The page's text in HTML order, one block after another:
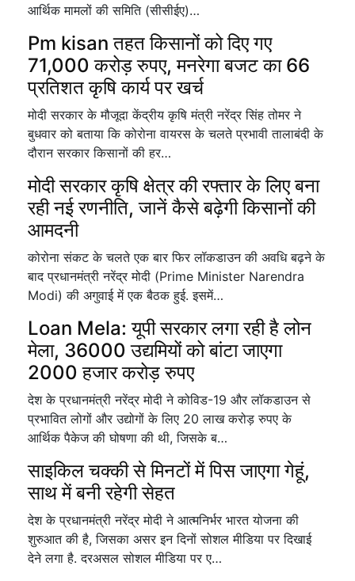
आर्थिक मामलों की समिति (सीसीईए)…
Pm kisan तहत किसानों को दिए गए
71,000 करोड़ रुपए, मनरेगा बजट का 66
प्रतिशत कृषि कार्य पर खर्च
मोदी सरकार के मौजूदा केंद्रीय कृषि मंत्री नरेंद्र सिंह तोमर ने
बुधवार को बताया कि कोरोना वायरस के चलते प्रभावी तालाबंदी के
दौरान सरकार किसानों की हर…
मोदी सरकार कृषि क्षेत्र की रफ्तार के लिए बना
रही नई रणनीति, जानें कैसे बढ़ेगी किसानों की
आमदनी
कोरोना संकट के चलते एक बार फिर लॉकडाउन की अवधि बढ़ने के
बाद प्रधानमंत्री नरेंद्र मोदी (Prime Minister Narendra
Modi) की अगुवाई में एक बैठक हुई. इसमें…
Loan Mela: यूपी सरकार लगा रही है लोन
मेला, 36000 उद्यमियों को बांटा जाएगा
2000 हजार करोड़ रुपए
देश के प्रधानमंत्री नरेंद्र मोदी ने कोविड-19 और लॉकडाउन से
प्रभावित लोगों और उद्योगों के लिए 20 लाख करोड़ रुपए के
आर्थिक पैकेज की घोषणा की थी, जिसके ब…
साइकिल चक्की से मिनटों में पिस जाएगा गेहूं,
साथ में बनी रहेगी सेहत
देश के प्रधानमंत्री नरेंद्र मोदी ने आत्मनिर्भर भारत योजना की
शुरुआत की है, जिसका असर इन दिनों सोशल मीडिया पर दिखाई
देने लगा है. दरअसल सोशल मीडिया पर ए…